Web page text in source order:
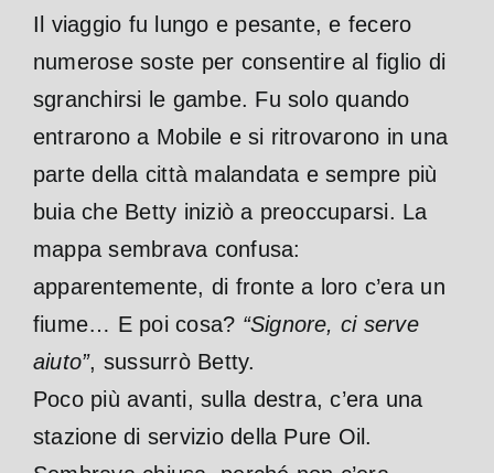
Il viaggio fu lungo e pesante, e fecero
numerose soste per consentire al figlio di
sgranchirsi le gambe. Fu solo quando
entrarono a Mobile e si ritrovarono in una
parte della città malandata e sempre più
buia che Betty iniziò a preoccuparsi. La
mappa sembrava confusa:
apparentemente, di fronte a loro c’era un
fiume… E poi cosa? “Signore, ci serve
aiuto”, sussurrò Betty.
Poco più avanti, sulla destra, c’era una
stazione di servizio della Pure Oil.